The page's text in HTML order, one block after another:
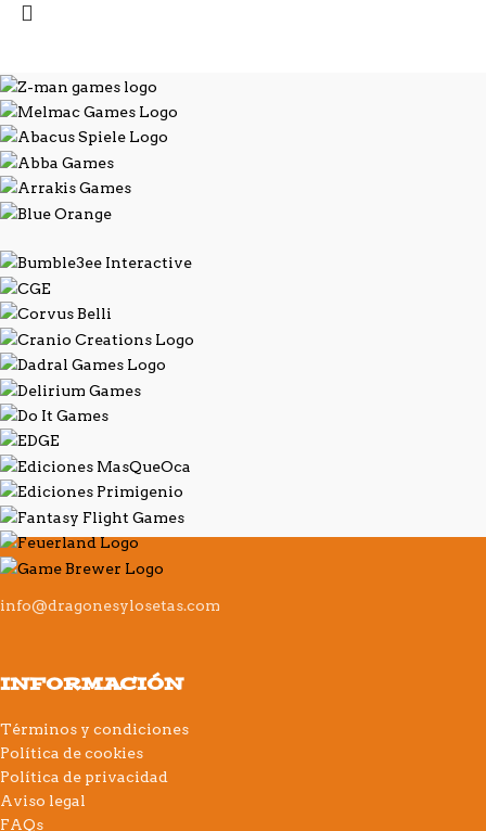
info@dragonesylosetas.com
INFORMACIÓN
Términos y condiciones
Política de cookies
Política de privacidad
Aviso legal
FAQs